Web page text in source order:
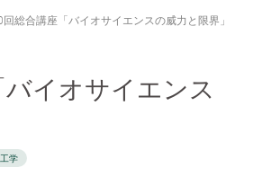
総合講座「バイオサイエンスの威力と限界」
イオサイエンス
学